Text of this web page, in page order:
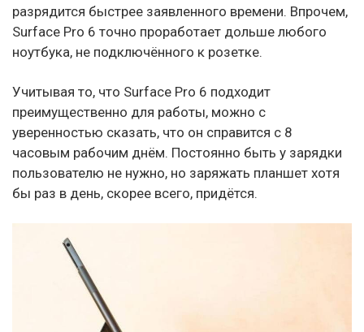
разрядится быстрее заявленного времени. Впрочем,
Surface Pro 6 точно проработает дольше любого
ноутбука, не подключённого к розетке.
Учитывая то, что Surface Pro 6 подходит
преимущественно для работы, можно с
уверенностью сказать, что он справится с 8
часовым рабочим днём. Постоянно быть у зарядки
пользователю не нужно, но заряжать планшет хотя
бы раз в день, скорее всего, придётся.